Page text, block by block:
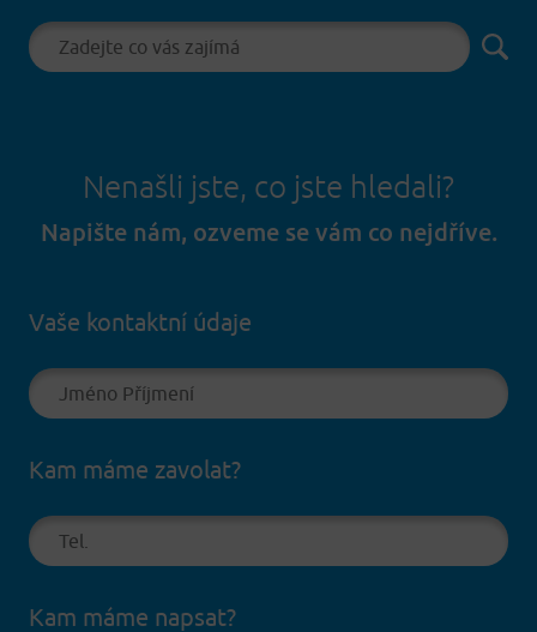
Nenašli jste, co jste hledali?
Napište nám, ozveme se vám co nejdříve.
Vaše kontaktní údaje
Kam máme zavolat?
Kam máme napsat?